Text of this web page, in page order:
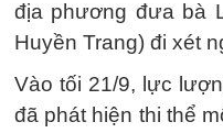
địa phương đưa bà
Huyền Trang) đi xét
Vào tối 21/9, lực
đã phát hiện thi thể